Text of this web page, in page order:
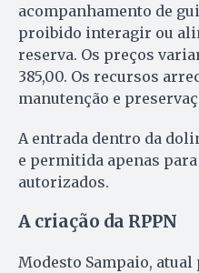
acompanhamento de
proibido interagir ou
reserva. Os preços
385,00. Os recursos
manutenção e
A entrada dentro da
e permitida apenas
autorizados.
A criação da RPPN
Modesto Sampaio,